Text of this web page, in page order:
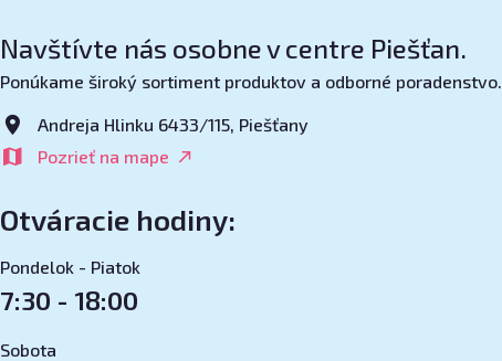
Navštívte nás osobne v centre Piešťan.
Ponúkame široký sortiment produktov a odborné poradenstvo.
Andreja Hlinku 6433/115, Piešťany
Pozrieť na mape
Otváracie hodiny:
Pondelok - Piatok
7:30 - 18:00
Sobota